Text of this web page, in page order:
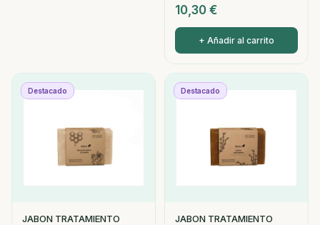
10,30 €
+ Añadir al carrito
Destacado
JABON TRATAMIENTO
Destacado
JABON TRATAMIENTO